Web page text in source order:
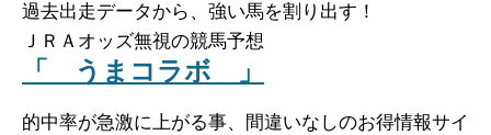
過去出走データから、強い馬を割り出す！
ＪＲＡオッズ無視の競馬予想
「 うまコラボ 」
的中率が急激に上がる事、間違いなしのお得情報サイ